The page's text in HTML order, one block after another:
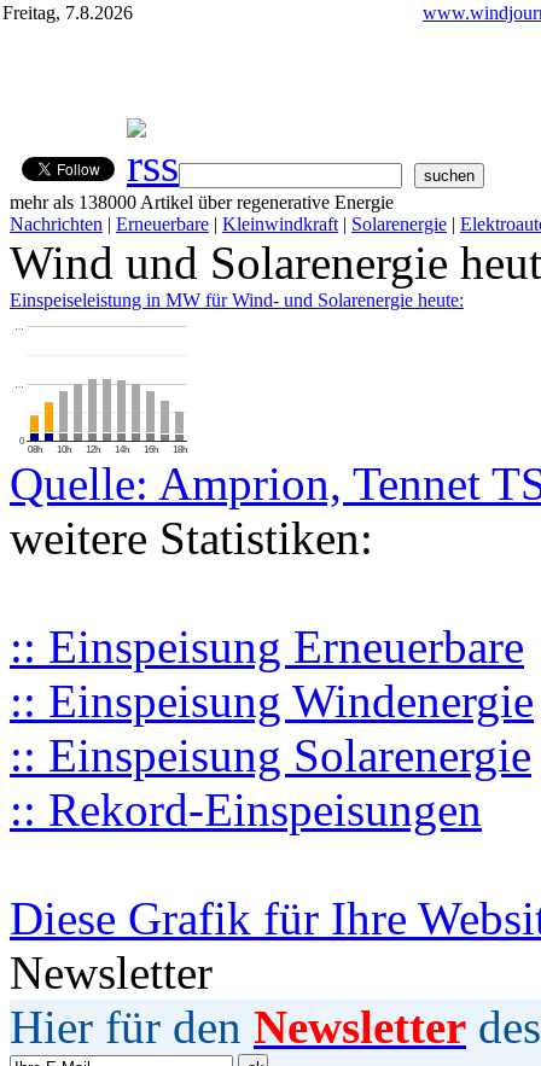
Freitag, 7.8.2026
mehr als 138000 Artikel über regenerative Energie
Nachrichten | Erneuerbare | Kleinwindkraft | Solarenergie |
Wind und Solarenergie
Einspeiseleistung in MW für Wind- und Solarenergie heute:
08h 10h 12h 14h 16h 18h
0
…
…
Quelle: Amprion, Tennet
weitere Statistiken:
:: Einspeisung Erneuerbare
:: Einspeisung Windenergie
:: Einspeisung Solarenergie
:: Rekord-Einspeisungen
Diese Grafik für Ihre
Newsletter
Hier für den Newsletter